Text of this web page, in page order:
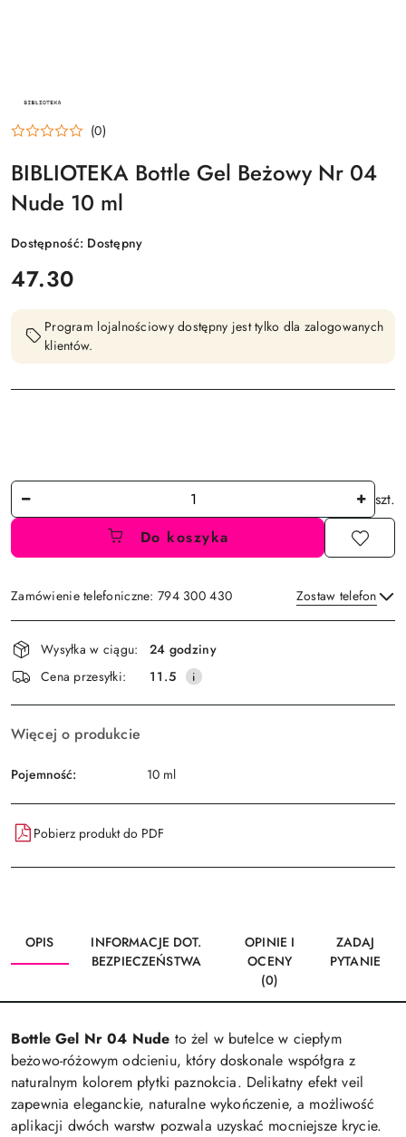
NAZWA
PRODUCENTA:
BIBLIOTEKA (0)
BIBLIOTEKA Bottle Gel Beżowy Nr 04
Nude 10 ml
Dostępność: Dostępny
cena:
47.30
Program lojalnościowy dostępny jest tylko dla zalogowanych
klientów.
Ilość
szt.
Do koszyka
Zamówienie telefoniczne: 794 300 430 Zostaw telefon
Wyślij
Dostępność
i
dostawa
Wysyłka w ciągu:
24 godziny
Cena przesyłki:
11.5
Więcej o produkcie
Pojemność: 10 ml
Pobierz produkt do PDF
OPIS
INFORMACJE DOT.
BEZPIECZEŃSTWA
OPINIE I
OCENY
(0)
ZADAJ
PYTANIE
Bottle Gel Nr 04 Nude to żel w butelce w ciepłym
beżowo-różowym odcieniu, który doskonale współgra z
naturalnym kolorem płytki paznokcia. Delikatny efekt veil
zapewnia eleganckie, naturalne wykończenie, a możliwość
aplikacji dwóch warstw pozwala uzyskać mocniejsze krycie.